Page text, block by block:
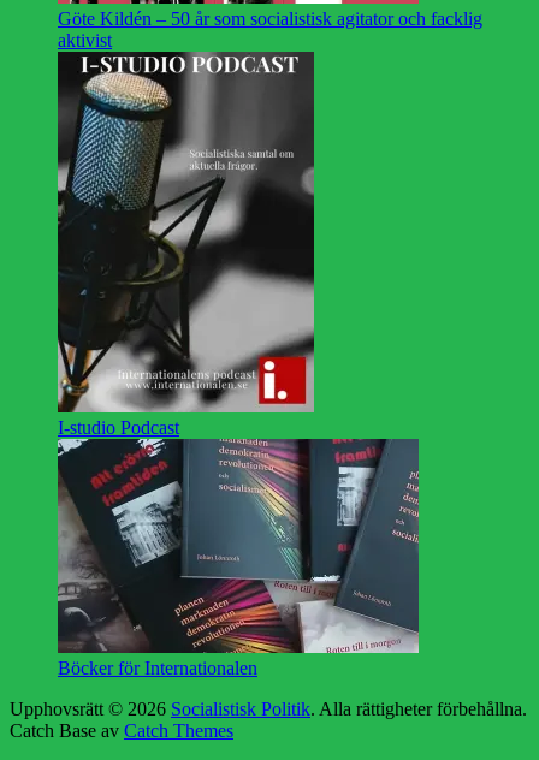
Göte Kildén – 50 år som socialistisk agitator och facklig
aktivist
I-studio Podcast
Böcker för Internationalen
Upphovsrätt © 2026 Socialistisk Politik. Alla rättigheter förbehållna.
Catch Base av Catch Themes